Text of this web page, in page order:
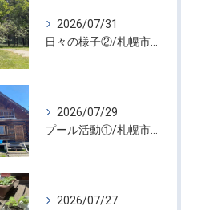
2026/07/31
2026/07/29
2026/07/27